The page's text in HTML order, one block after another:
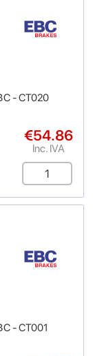
- CT020
€54.86
Inc. IVA
- CT001